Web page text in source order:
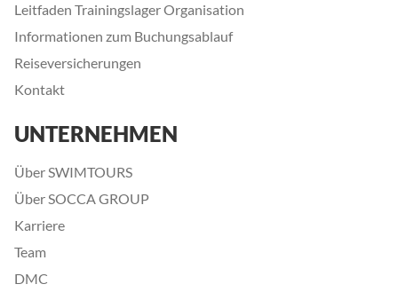
Leitfaden Trainingslager Organisation
Informationen zum Buchungsablauf
Reiseversicherungen
Kontakt
UNTERNEHMEN
Über SWIMTOURS
Über SOCCA GROUP
Karriere
Team
DMC